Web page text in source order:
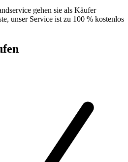
gehen sie als Käufer
unser Service ist zu 100 % kostenlos